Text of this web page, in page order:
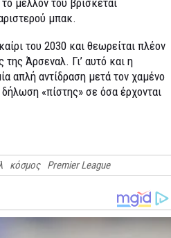
μπακ.
του 2030 και θεωρείται πλέον
Άρσεναλ. Γι’ αυτό και η
απλή αντίδραση μετά τον χαμένο
«πίστης» σε όσα έρχονται
κόσμος Premier League